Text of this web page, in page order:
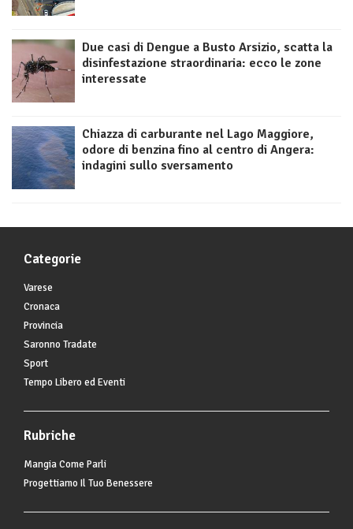
Due casi di Dengue a Busto Arsizio, scatta la
disinfestazione straordinaria: ecco le zone
interessate
Chiazza di carburante nel Lago Maggiore,
odore di benzina fino al centro di Angera:
indagini sullo sversamento
Categorie
Varese
Cronaca
Provincia
Saronno Tradate
Sport
Tempo Libero ed Eventi
Rubriche
Mangia Come Parli
Progettiamo Il Tuo Benessere